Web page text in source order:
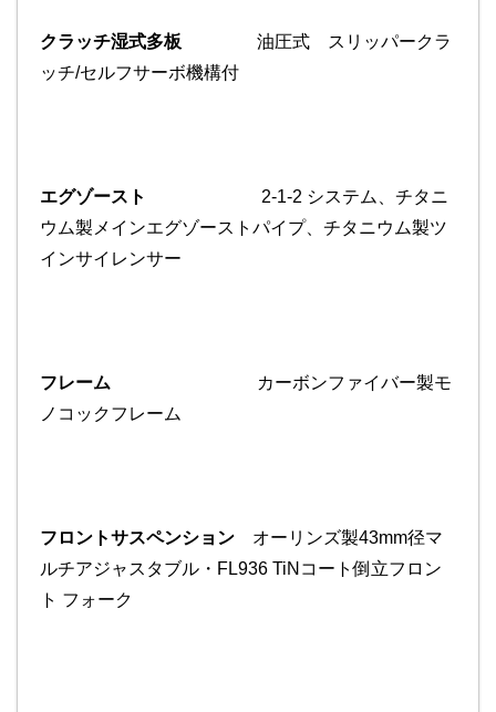
クラッチ湿式多板 油圧式 スリッパークラ
ッチ/セルフサーボ機構付
エグゾースト
2-1-2 システム、チタニ
ウム製メインエグゾーストパイプ、チタニウム製ツ
インサイレンサー
フレーム
カーボンファイバー製モ
ノコックフレーム
フロントサスペンション オーリンズ製43mm径マ
ルチアジャスタブル・FL936 TiNコート倒立フロン
ト フォーク